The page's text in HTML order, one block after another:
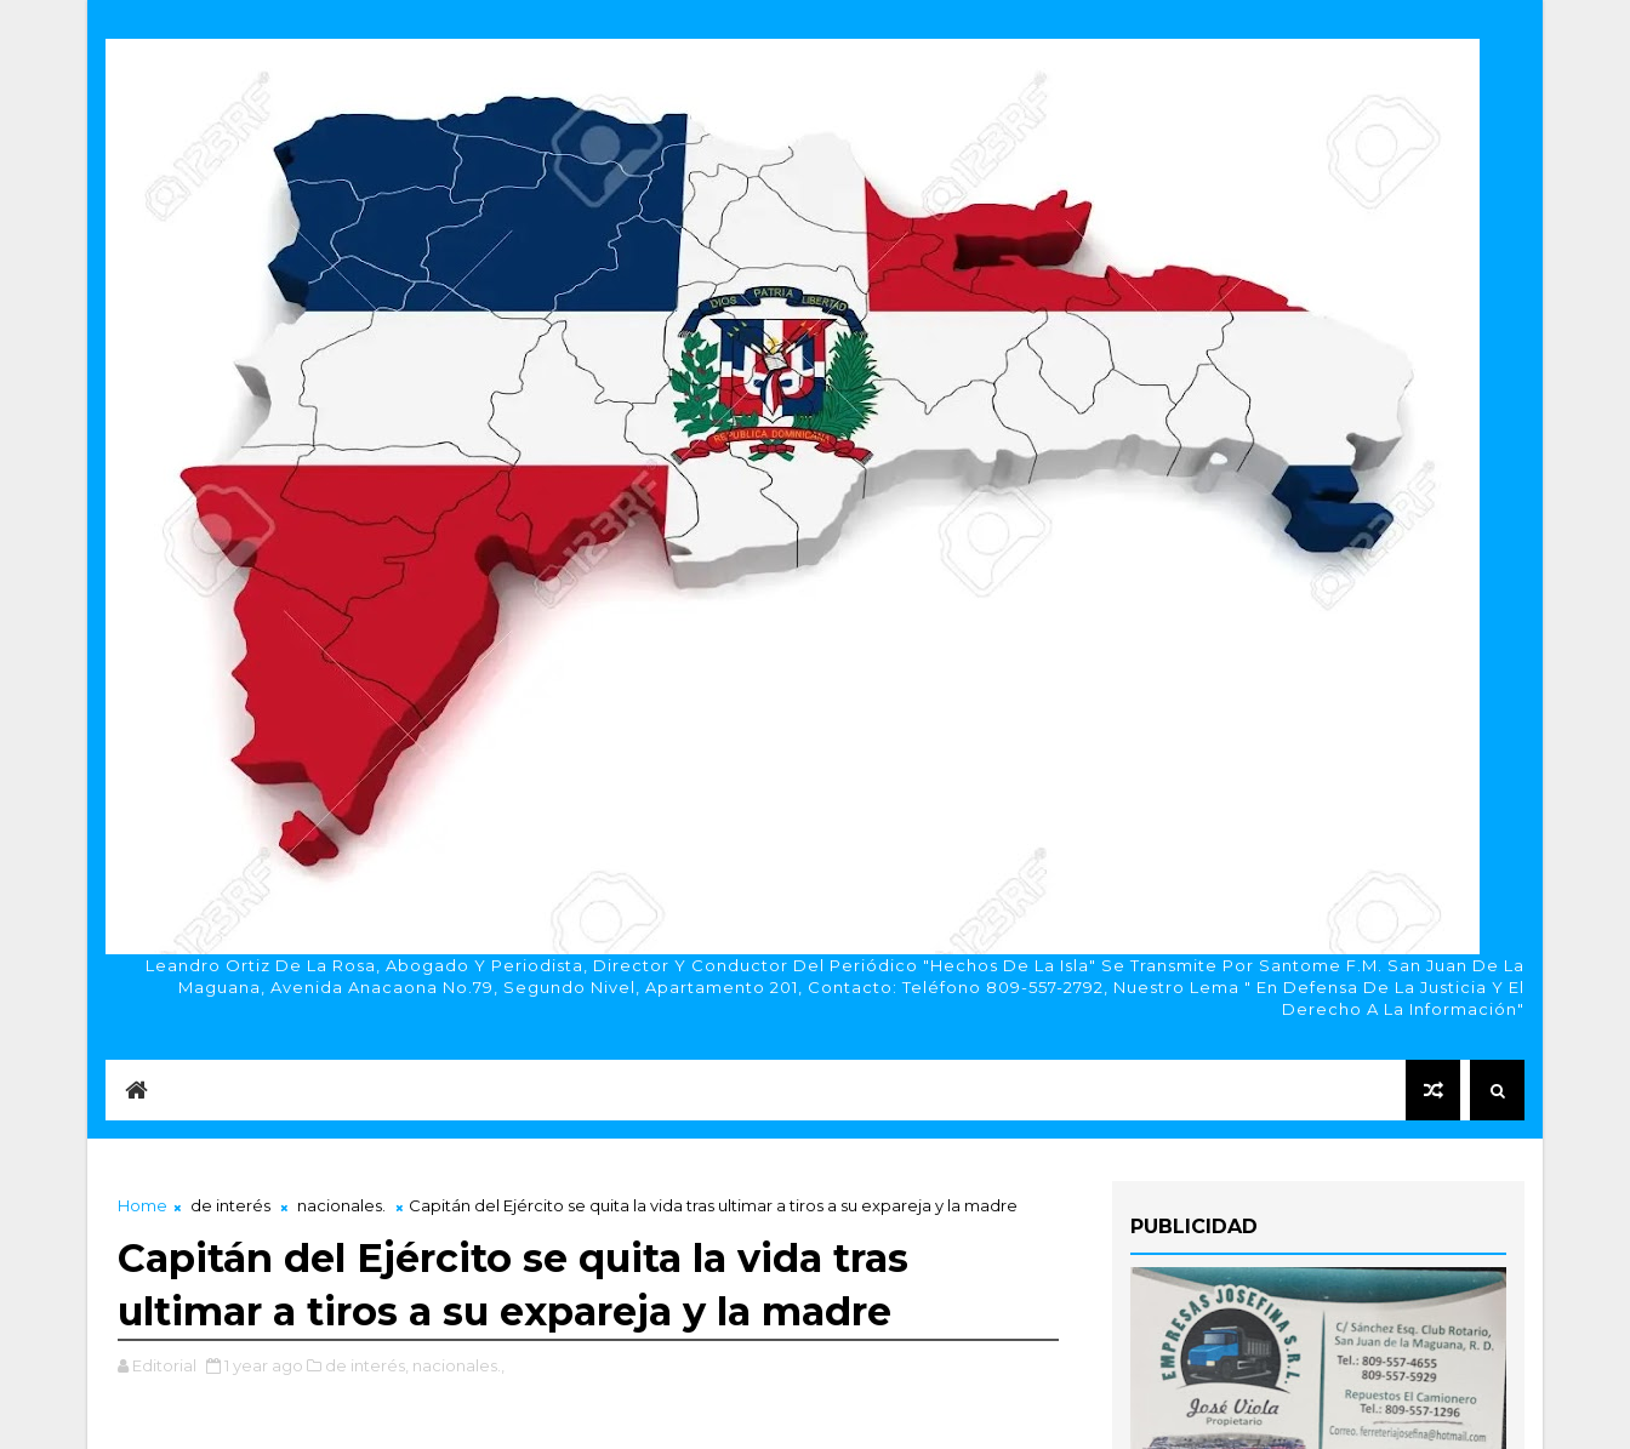
Leandro Ortiz De La Rosa, Abogado Y Periodista, Director Y Conductor Del Periódico "Hechos De La Isla" Se Transmite Por Santome F.M. San Juan De La
Maguana, Avenida Anacaona No.79, Segundo Nivel, Apartamento 201, Contacto: Teléfono 809-557-2792, Nuestro Lema " En Defensa De La Justicia Y El
Derecho A La Información"
Home de interés nacionales. Capitán del Ejército se quita la vida tras ultimar a tiros a su expareja y la madre
Capitán del Ejército se quita la vida tras
ultimar a tiros a su expareja y la madre
Editorial 1 year ago de interés, nacionales.,
PUBLICIDAD